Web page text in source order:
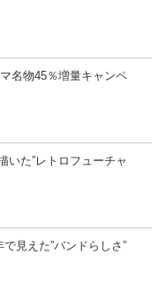
名物45％増量キャンペ
た”レトロフューチャ
見えた”バンドらしさ”